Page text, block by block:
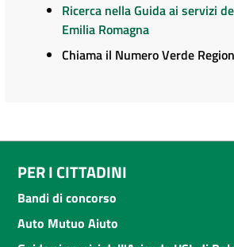
Ricerca nella Guida ai servizi
Emilia Romagna
Chiama il Numero Verde
PER I CITTADINI
Bandi di concorso
Auto Mutuo Aiuto